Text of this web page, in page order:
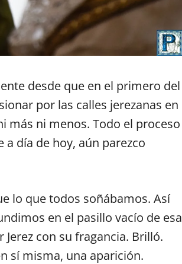
desde que en el primero del
por las calles jerezanas en
más ni menos. Todo el proceso
día de hoy, aún parezco
lo que todos soñábamos. Así
en el pasillo vacío de esa
con su fragancia. Brilló.
sí misma, una aparición.